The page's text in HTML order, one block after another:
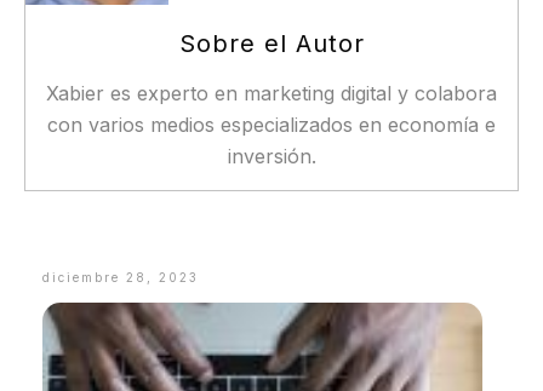
Sobre el Autor
Xabier es experto en marketing digital y colabora
con varios medios especializados en economía e
inversión.
diciembre 28, 2023